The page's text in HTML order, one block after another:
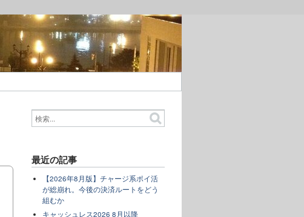
最近の記事
【2026年8月版】チャージ系ポイ活
が総崩れ。今後の決済ルートをどう
組むか
キャッシュレス2026 8月以降